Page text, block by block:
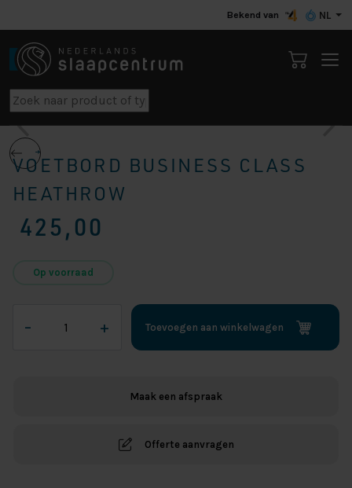
Bekend van NL
VOETBORD BUSINESS CLASS
HEATHROW
425,00
Op voorraad
–
Business
+ Toevoegen aan winkelwagen
Maak een afspraak
Offerte aanvragen